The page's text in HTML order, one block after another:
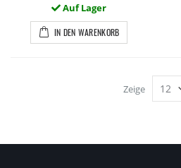
Auf Lager
IN DEN WARENKORB
Zeige